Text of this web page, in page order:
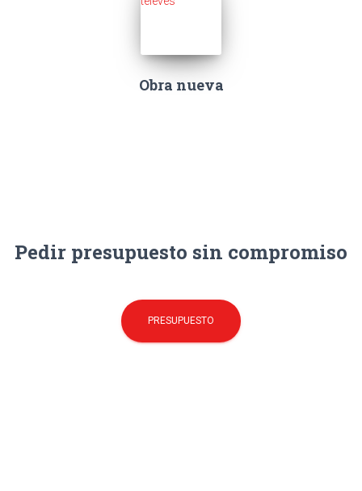
Obra nueva
Pedir presupuesto sin compromiso
PRESUPUESTO